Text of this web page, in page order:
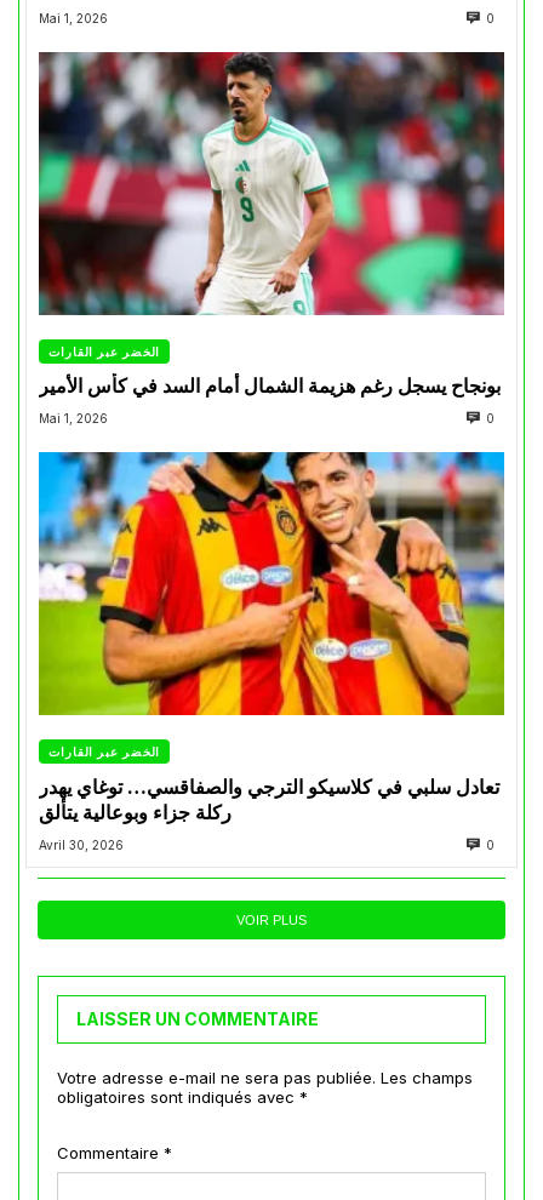
Mai 1, 2026 0
الخضر عبر القارات
بونجاح يسجل رغم هزيمة الشمال أمام السد في كأس الأمير
Mai 1, 2026 0
الخضر عبر القارات
تعادل سلبي في كلاسيكو الترجي والصفاقسي… توغاي يهدر
ركلة جزاء وبوعالية يتألق
Avril 30, 2026 0
VOIR PLUS
LAISSER UN COMMENTAIRE
Votre adresse e-mail ne sera pas publiée. Les champs
obligatoires sont indiqués avec *
Commentaire *